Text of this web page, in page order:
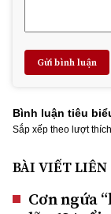
Gửi bình luận
Bình luận tiêu
Sắp xếp theo lượt thích
BÀI VIẾT LIÊN
Cơn ngứa